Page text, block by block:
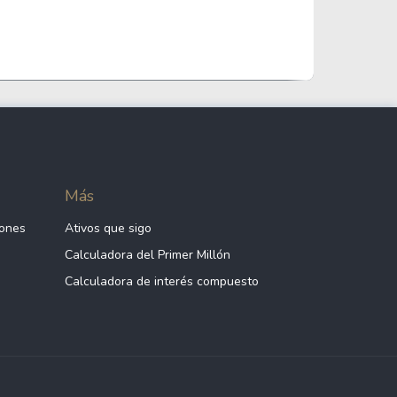
Más
Ativos que sigo
Calculadora del Primer Millón
Calculadora de interés compuesto